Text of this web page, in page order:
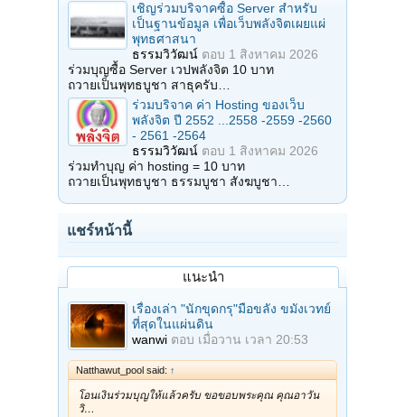
เชิญร่วมบริจาคซื้อ Server สำหรับ
เป็นฐานข้อมูล เพื่อเว็บพลังจิตเผยแผ่
พุทธศาสนา
ธรรมวิวัฒน์ ตอบ 1 สิงหาคม 2026
ร่วมบุญซื้อ Server เวปพลังจิต 10 บาท
ถวายเป็นพุทธบูชา สาธุครับ…
ร่วมบริจาค ค่า Hosting ของเว็บ
พลังจิต ปี 2552 ...2558 -2559 -2560
- 2561 -2564
ธรรมวิวัฒน์ ตอบ 1 สิงหาคม 2026
ร่วมทำบุญ ค่า hosting = 10 บาท
ถวายเป็นพุทธบูชา ธรรมบูชา สังฆบูชา…
แชร์หน้านี้
แนะนำ
เรื่องเล่า "นักขุดกรุ"มือขลัง ขมังเวทย์
ที่สุดในแผ่นดิน
wanwi ตอบ เมื่อวาน เวลา 20:53
Natthawut_pool said: ↑
โอนเงินร่วมบุญให้แล้วครับ ขอขอบพระคุณ คุณอาวัน
วิ…